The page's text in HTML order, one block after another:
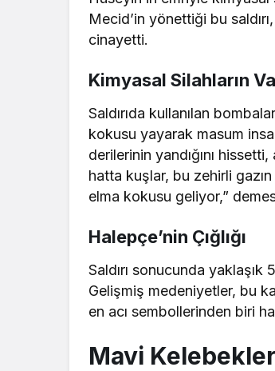
Mecid’in yönettiği bu
cinayetti.
Kimyasal Silahların
Saldırıda kullanılan
kokusu yayarak masum
derilerinin yandığını
hatta kuşlar, bu zehirli
elma kokusu geliyor,”
Halepçe’nin Çığlığı
Saldırı sonucunda
Gelişmiş medeniyetler, bu
en acı sembollerinden biri
Mavi